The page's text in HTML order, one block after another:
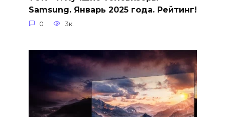
Samsung. Январь 2025 года. Рейтинг!
0 3к.